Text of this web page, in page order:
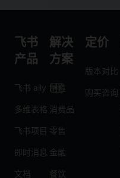
飞书
产品
飞书 aily
多维表格
飞书项目
即时消息
文档
解决
方案
制造
消费品
零售
金融
餐饮
定价
版本对比
购买咨询